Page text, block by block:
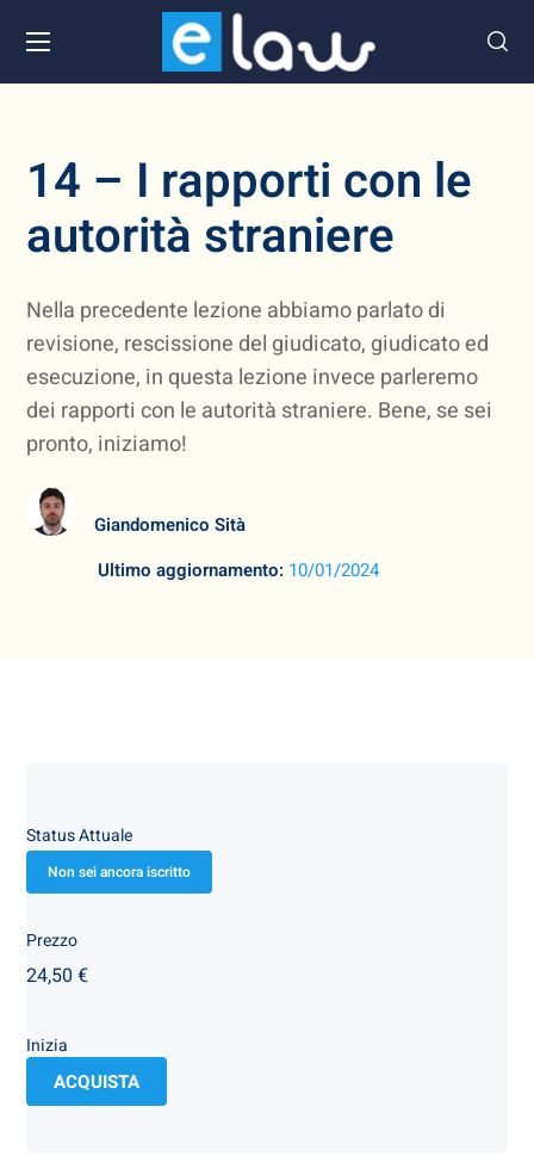
14 – I rapporti con le
autorità straniere
Nella precedente lezione abbiamo parlato di
revisione, rescissione del giudicato, giudicato ed
esecuzione, in questa lezione invece parleremo
dei rapporti con le autorità straniere. Bene, se sei
pronto, iniziamo!
Giandomenico Sità
Ultimo aggiornamento: 10/01/2024
Status Attuale
Non sei ancora iscritto
Prezzo
24,50 €
Inizia
ACQUISTA